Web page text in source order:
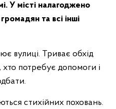
У місті налагоджено
та всі інші
вулиці. Триває обхід
потребує допомоги і
стихійних поховань.